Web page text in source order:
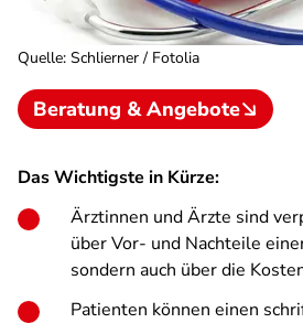
Quelle: Schlierner / Fotolia
Beratung & Angebote
Das Wichtigste in Kürze:
Ärztinnen und Ärzte sind
über Vor- und Nachteile
sondern auch über die
Patienten können einen